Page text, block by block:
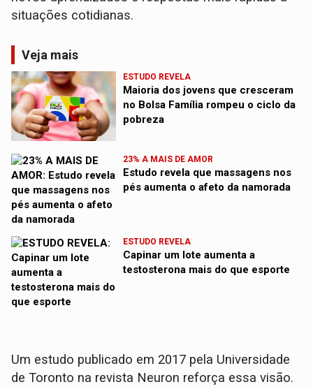
situações cotidianas.
Veja mais
ESTUDO REVELA
Maioria dos jovens que cresceram
no Bolsa Família rompeu o ciclo da
pobreza
23% A MAIS DE AMOR
Estudo revela que massagens nos
pés aumenta o afeto da namorada
ESTUDO REVELA
Capinar um lote aumenta a
testosterona mais do que esporte
Um estudo publicado em 2017 pela Universidade
de Toronto na revista Neuron reforça essa visão.